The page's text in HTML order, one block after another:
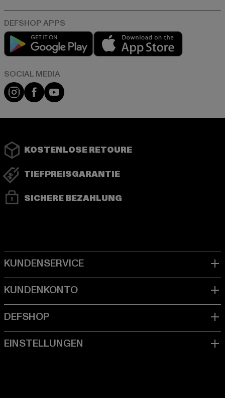
Play market
Instagram
FacebookYouTube
KOSTENLOSE RETOURE
TIEFPREISGARANTIE
SICHERE BEZAHLUNG